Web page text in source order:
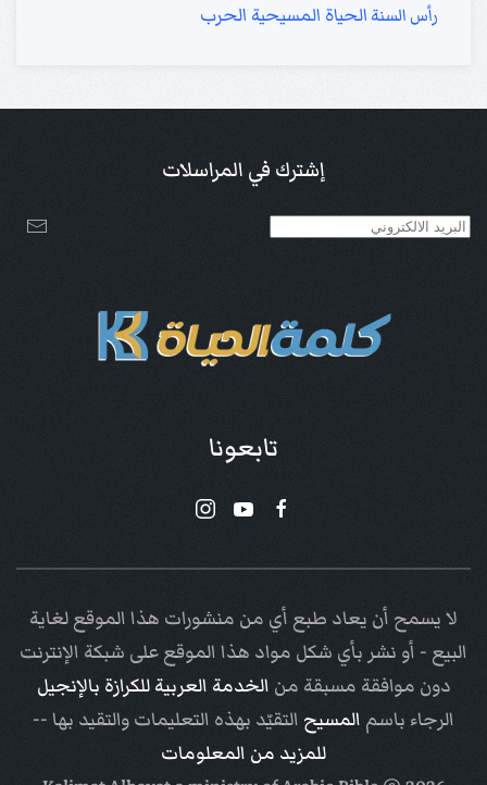
رأس السنة الحياة المسيحية الحرب
إشترك في المراسلات
تابعونا
لا يسمح أن يعاد طبع أي من منشورات هذا الموقع لغاية
البيع - أو نشر بأي شكل مواد هذا الموقع على شبكة الإنترنت
دون موافقة مسبقة من الخدمة العربية للكرازة بالإنجيل
الرجاء باسم المسيح التقيّد بهذه التعليمات والتقيد بها --
للمزيد من المعلومات